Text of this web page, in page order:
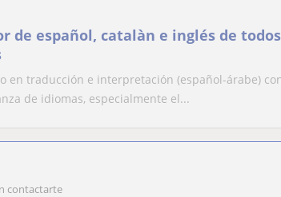
de español, catalàn e inglés de
en traducción e interpretación (español-árabe)
de idiomas, especialmente el...
contactarte